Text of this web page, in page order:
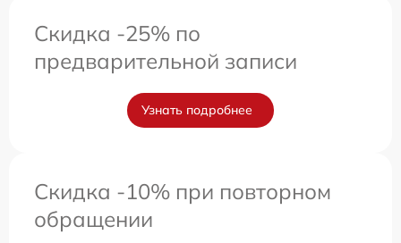
Скидка -25% по
предварительной записи
Узнать подробнее
Скидка -10% при повторном
обращении